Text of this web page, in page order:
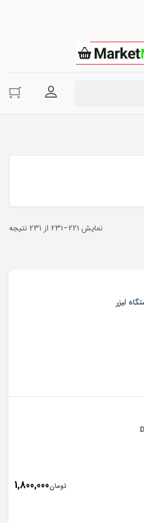
ورود به
نمایش 221–231 از 231 نتیجه
لیزر
تومان1,800,000